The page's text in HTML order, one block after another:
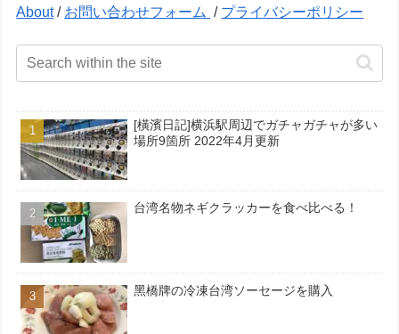
About/ お問い合わせフォーム / プライバシーポリシー
[橫濱日記]横浜駅周辺でガチャガチャが多い
場所9箇所 2022年4月更新
台湾名物ネギクラッカーを食べ比べる！
黑橋牌の冷凍台湾ソーセージを購入